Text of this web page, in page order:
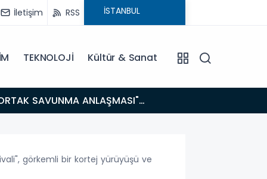
İletişim RSS
TEKNOLOJİ Kültür & Sanat
Uyanacağız"
görkemli bir kortej yürüyüşü ve